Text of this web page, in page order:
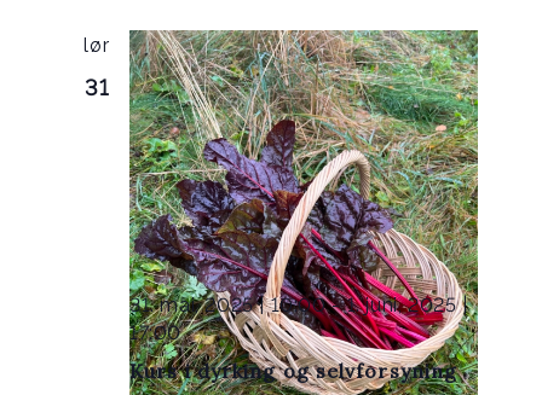
lør
31
Kurs i dyrking og selvforsyning
31. mai, 2025 | 10:00-1. juni, 2025 |
17:00